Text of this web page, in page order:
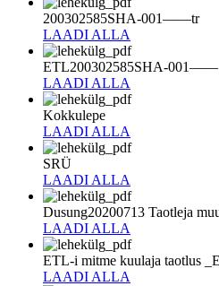
200302585SHA-001——tr
LAADI ALLA
ETL200302585SHA-001——
LAADI ALLA
Kokkulepe
LAADI ALLA
SRÜ
LAADI ALLA
Dusung20200713 Taotleja
LAADI ALLA
ETL-i mitme kuulaja taotlus
LAADI ALLA